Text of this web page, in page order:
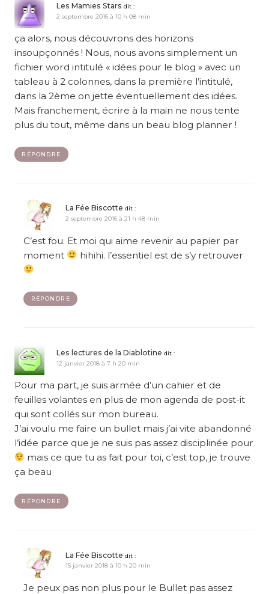
Les Mamies Stars dit :
2 septembre 2016 à 10 h 08 min
ça alors, nous découvrons des horizons
insoupçonnés ! Nous, nous avons simplement un
fichier word intitulé « idées pour le blog » avec un
tableau à 2 colonnes, dans la première l’intitulé,
dans la 2ème on jette éventuellement des idées.
Mais franchement, écrire à la main ne nous tente
plus du tout, même dans un beau blog planner !
RÉPONDRE
La Fée Biscotte dit :
2 septembre 2016 à 21 h 48 min
C’est fou. Et moi qui aime revenir au papier par
moment
hihihi. l’essentiel est de s’y retrouver
RÉPONDRE
Les lectures de la Diablotine dit :
12 janvier 2018 à 7 h 20 min
Pour ma part, je suis armée d’un cahier et de
feuilles volantes en plus de mon agenda de post-it
qui sont collés sur mon bureau.
J’ai voulu me faire un bullet mais j’ai vite abandonné
l’idée parce que je ne suis pas assez disciplinée pour
mais ce que tu as fait pour toi, c’est top, je trouve
ça beau
RÉPONDRE
La Fée Biscotte dit :
15 janvier 2018 à 10 h 20 min
Je peux pas non plus pour le Bullet pas assez